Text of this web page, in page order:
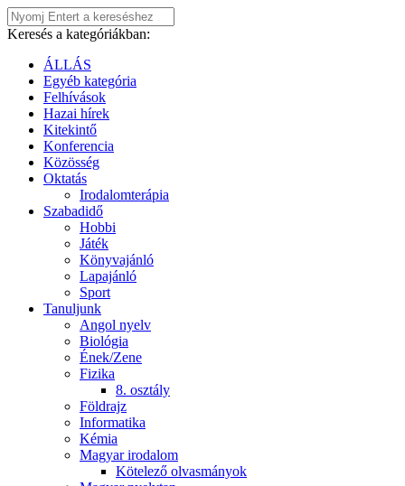
Keresés a kategóriákban:
ÁLLÁS
Egyéb kategória
Felhívások
Hazai hírek
Kitekintő
Konferencia
Közösség
Oktatás
Irodalomterápia
Szabadidő
Hobbi
Játék
Könyvajánló
Lapajánló
Sport
Tanuljunk
Angol nyelv
Biológia
Ének/Zene
Fizika
8. osztály
Földrajz
Informatika
Kémia
Magyar irodalom
Kötelező olvasmányok